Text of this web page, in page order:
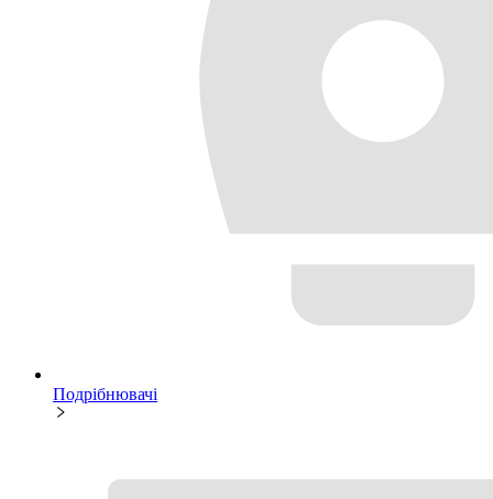
Подрібнювачі